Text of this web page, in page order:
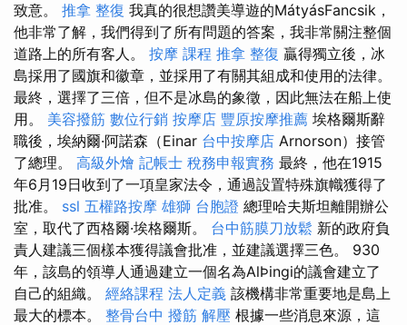
致意。 推拿 整復 我真的很想讚美導遊的MátyásFancsik，
他非常了解，我們得到了所有問題的答案，我非常關注整個
道路上的所有客人。 按摩 課程 推拿 整復 贏得獨立後，冰
島採用了國旗和徽章，並採用了有關其組成和使用的法律。
最終，選擇了三倍，但不是冰島的象徵，因此無法在船上使
用。 美容撥筋 數位行銷 按摩店 豐原按摩推薦 埃格爾斯辭
職後，埃納爾·阿諾森（Einar 台中按摩店 Arnorson）接管
了總理。 高級外燴 記帳士 稅務申報實務 最終，他在1915
年6月19日收到了一項皇家法令，通過設置特殊旗幟獲得了
批准。 ssl 五權路按摩 雄獅 台胞證 總理哈夫斯坦離開辦公
室，取代了西格爾·埃格爾斯。 台中筋膜刀放鬆 新的政府負
責人建議三個樣本獲得議會批准，並建議選擇三色。 930
年，該島的領導人通過建立一個名為AlÞingi的議會建立了
自己的組織。 經絡課程 法人定義 該機構非常重要地是島上
最大的標本。 整骨台中 撥筋 解壓 根據一些消息來源，這